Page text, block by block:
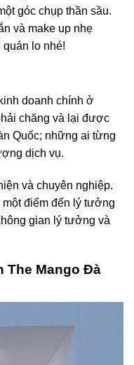
góc chụp thần sầu.
và make up nhẹ
lo nhé!
doanh chính ở
chăng và lại được
Quốc; những ai từng
dịch vụ.
và chuyên nghiệp.
điểm đến lý tưởng
gian lý tưởng và
The Mango Đà